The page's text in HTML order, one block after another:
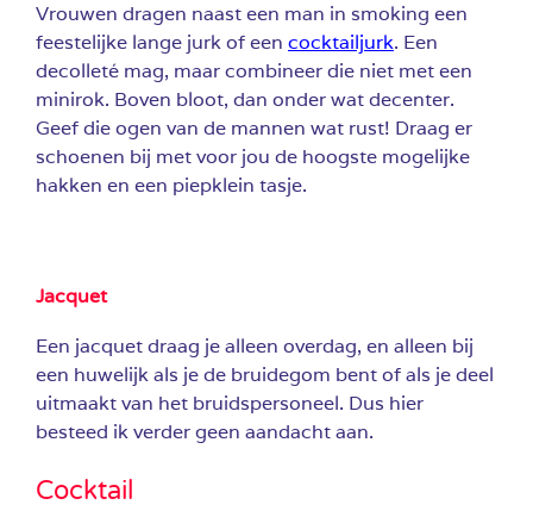
Vrouwen dragen naast een man in smoking een
feestelijke lange jurk of een cocktailjurk. Een
decolleté mag, maar combineer die niet met een
minirok. Boven bloot, dan onder wat decenter.
Geef die ogen van de mannen wat rust! Draag er
schoenen bij met voor jou de hoogste mogelijke
hakken en een piepklein tasje.
Jacquet
Een jacquet draag je alleen overdag, en alleen bij
een huwelijk als je de bruidegom bent of als je deel
uitmaakt van het bruidspersoneel. Dus hier
besteed ik verder geen aandacht aan.
Cocktail